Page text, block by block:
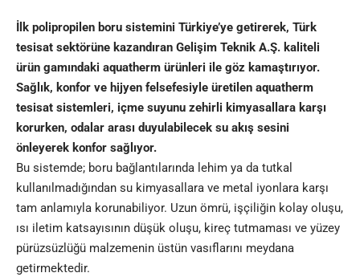
İlk polipropilen boru sistemini Türkiye’ye getirerek, Türk
tesisat sektörüne kazandıran Gelişim Teknik A.Ş. kaliteli
ürün gamındaki aquatherm ürünleri ile göz kamaştırıyor.
Sağlık, konfor ve hijyen felsefesiyle üretilen aquatherm
tesisat sistemleri, içme suyunu zehirli kimyasallara karşı
korurken, odalar arası duyulabilecek su akış sesini
önleyerek konfor sağlıyor.
Bu sistemde; boru bağlantılarında lehim ya da tutkal
kullanılmadığından su kimyasallara ve metal iyonlara karşı
tam anlamıyla korunabiliyor. Uzun ömrü, işçiliğin kolay oluşu,
ısı iletim katsayısının düşük oluşu, kireç tutmaması ve yüzey
pürüzsüzlüğü malzemenin üstün vasıflarını meydana
getirmektedir.